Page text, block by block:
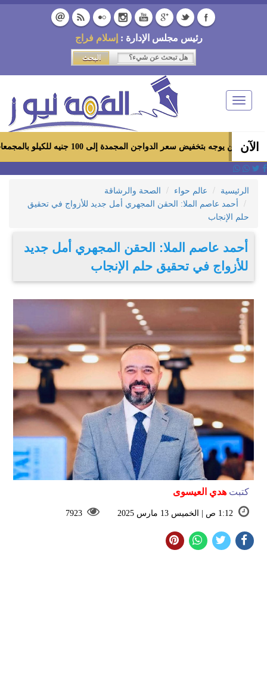
رئيس مجلس الإدارة : إسلام فراج
Toggle
navigation
الآن
بتخفيض سعر الدواجن المجمدة إلى 100 جنيه للكيلو بالمجمعات الاستهلاكية ومعارض «أهلاً رمضان»
الرئيسية عالم حواء
الصحة والرشاقة
أحمد عاصم الملا: الحقن المجهري أمل جديد للأزواج في تحقيق
حلم الإنجاب
أحمد عاصم الملا: الحقن المجهري أمل جديد
للأزواج في تحقيق حلم الإنجاب
كتبت هدي العيسوى
1:12 ص | الخميس 13 مارس 2025 7923